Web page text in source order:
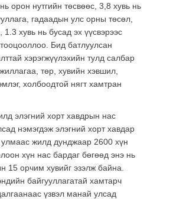
орон нутгийн төсвөөс, 3,8 хувь нь
гадаадын улс орны төсөл,
хувь нь бусад эх үүсвэрээс
Бид батлуулсан
хэрэгжүүлэхийн тулд салбар
төр, хувийн хэвшил,
холбоодтой нягт хамтран
элэгний хорт хавдрын нас
нэмэгдэж элэгний хорт хавдар
жилд дунджаар 2600 хүн
хүн нас бардаг бөгөөд энэ нь
15 орчим хувийг эзэлж байна.
байгууллагатай хамтарч
үзвэл манай улсад